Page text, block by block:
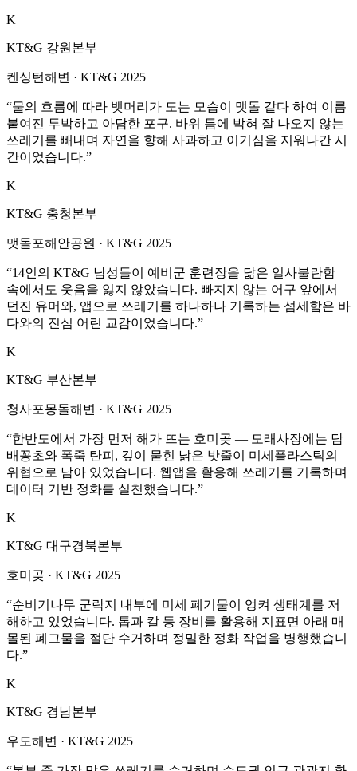
K
KT&G 강원본부
켄싱턴해변 · KT&G 2025
“물의 흐름에 따라 뱃머리가 도는 모습이 맷돌 같다 하여 이름
붙여진 투박하고 아담한 포구. 바위 틈에 박혀 잘 나오지 않는
쓰레기를 빼내며 자연을 향해 사과하고 이기심을 지워나간 시
간이었습니다.”
K
KT&G 충청본부
맷돌포해안공원 · KT&G 2025
“14인의 KT&G 남성들이 예비군 훈련장을 닮은 일사불란함
속에서도 웃음을 잃지 않았습니다. 빠지지 않는 어구 앞에서
던진 유머와, 앱으로 쓰레기를 하나하나 기록하는 섬세함은 바
다와의 진심 어린 교감이었습니다.”
K
KT&G 부산본부
청사포몽돌해변 · KT&G 2025
“한반도에서 가장 먼저 해가 뜨는 호미곶 — 모래사장에는 담
배꽁초와 폭죽 탄피, 깊이 묻힌 낡은 밧줄이 미세플라스틱의
위협으로 남아 있었습니다. 웹앱을 활용해 쓰레기를 기록하며
데이터 기반 정화를 실천했습니다.”
K
KT&G 대구경북본부
호미곶 · KT&G 2025
“순비기나무 군락지 내부에 미세 폐기물이 엉켜 생태계를 저
해하고 있었습니다. 톱과 칼 등 장비를 활용해 지표면 아래 매
몰된 폐그물을 절단 수거하며 정밀한 정화 작업을 병행했습니
다.”
K
KT&G 경남본부
우도해변 · KT&G 2025